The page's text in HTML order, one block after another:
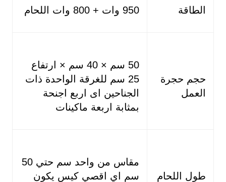
الطاقة 950 وات + 800 وات اللحام
حجم حجرة
العمل
50 سم × 40 سم × ارتفاع
25 سم للغرقة الواحدة ذات
الجناحين اى اربع اجنحة
بمثابة اربعة ماكينات
طول اللحام
مقاس من واحد سم حتي 50
سم اي اقصي كيس يكون